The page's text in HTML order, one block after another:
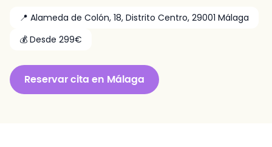
📍 Alameda de Colón, 18, Distrito Centro, 29001 Málaga
💰 Desde 299€
Reservar cita en Málaga